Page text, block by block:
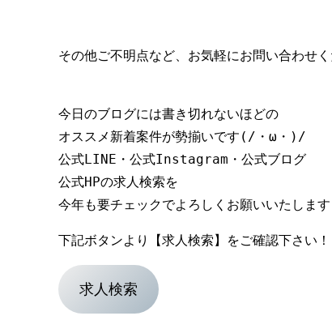
その他ご不明点など、お気軽にお問い合わ
今日のブログには書き切れないほどの
オススメ新着案件が勢揃いです(/・ω・)/
公式LINE・公式Instagram・公式ブログ
公式HPの求人検索を
下記ボタンより【求人検索】をご確認下さい！
求人検索